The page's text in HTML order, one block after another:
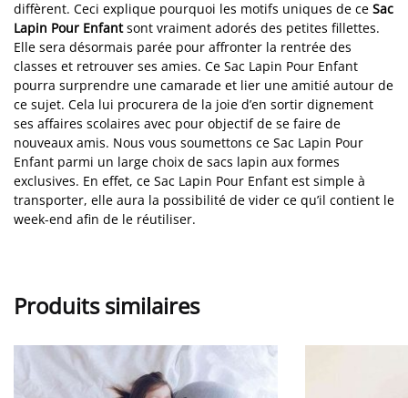
diffèrent. Ceci explique pourquoi les motifs uniques de ce Sac
Lapin Pour Enfantsont vraiment adorés des petites fillettes.
Elle sera désormais parée pour affronter la rentrée des
classes et retrouver ses amies. Ce Sac Lapin Pour Enfant
pourra surprendre une camarade et lier une amitié autour de
ce sujet. Cela lui procurera de la joie d’en sortir dignement
ses affaires scolaires avec pour objectif de se faire de
nouveaux amis. Nous vous soumettons ce Sac Lapin Pour
Enfant parmi un large choix de sacs lapin aux formes
exclusives. En effet, ce Sac Lapin Pour Enfant est simple à
transporter, elle aura la possibilité de vider ce qu’il contient le
week-end afin de le réutiliser.
Produits similaires